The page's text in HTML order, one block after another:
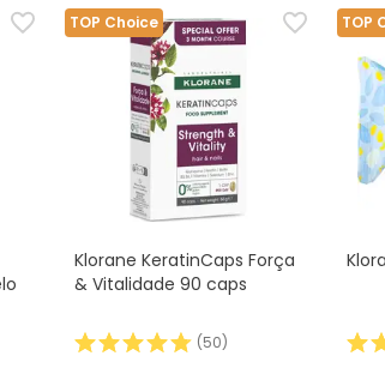
TOP Choice
Klorane KeratinCaps Força
& Vitalidade 90 caps
(50)
TOP